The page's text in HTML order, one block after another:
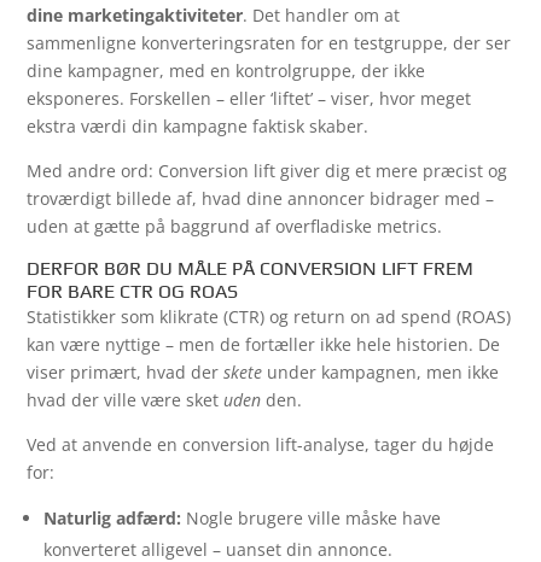
dine marketingaktiviteter. Det handler om at
sammenligne konverteringsraten for en testgruppe, der ser
dine kampagner, med en kontrolgruppe, der ikke
eksponeres. Forskellen – eller ‘liftet’ – viser, hvor meget
ekstra værdi din kampagne faktisk skaber.
Med andre ord: Conversion lift giver dig et mere præcist og
troværdigt billede af, hvad dine annoncer bidrager med –
uden at gætte på baggrund af overfladiske metrics.
DERFOR BØR DU MÅLE PÅ CONVERSION LIFT FREM
FOR BARE CTR OG ROAS
Statistikker som klikrate (CTR) og return on ad spend (ROAS)
kan være nyttige – men de fortæller ikke hele historien. De
viser primært, hvad derskete under kampagnen, men ikke
hvad der ville være sketuden den.
Ved at anvende en conversion lift-analyse, tager du højde
for:
Naturlig adfærd: Nogle brugere ville måske have
konverteret alligevel – uanset din annonce.